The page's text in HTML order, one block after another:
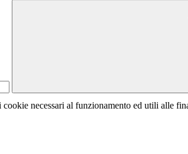
necessari al funzionamento ed utili alle